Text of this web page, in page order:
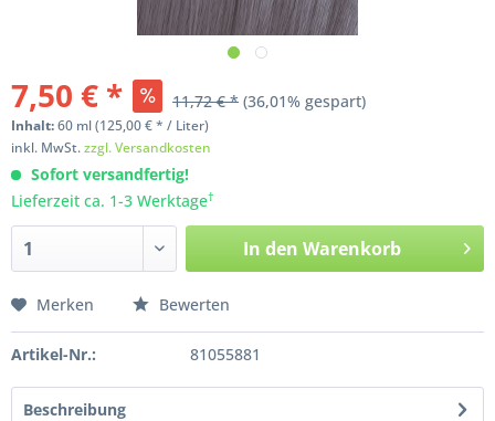
7,50 € * 11,72 € * (36,01% gespart)
Inhalt:60 ml(125,00 € * / Liter)
inkl. MwSt.zzgl. Versandkosten
Sofort versandfertig!
Lieferzeit ca. 1-3 Werktage†
In den Warenkorb
Merken Bewerten
Artikel-Nr.: 81055881
Beschreibung